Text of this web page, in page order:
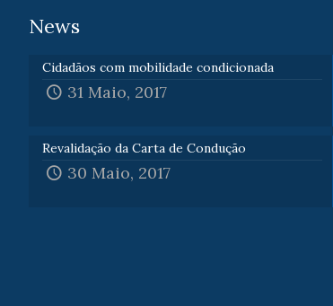
News
Cidadãos com mobilidade condicionada
31 Maio, 2017
Revalidação da Carta de Condução
30 Maio, 2017